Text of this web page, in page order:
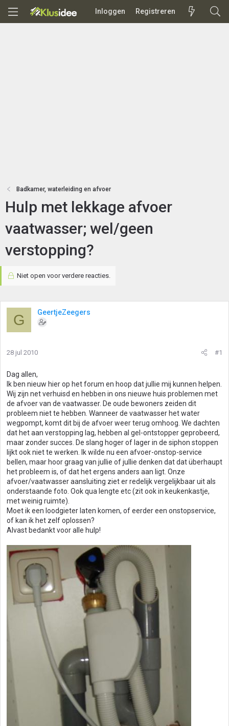
Inloggen Registreren
Badkamer, waterleiding en afvoer
Hulp met lekkage afvoer
vaatwasser; wel/geen
verstopping?
Niet open voor verdere reacties.
G GeertjeZeegers
28 jul 2010 #1
Dag allen,
Ik ben nieuw hier op het forum en hoop dat jullie mij kunnen helpen.
Wij zijn net verhuisd en hebben in ons nieuwe huis problemen met
de afvoer van de vaatwasser. De oude bewoners zeiden dit
probleem niet te hebben. Wanneer de vaatwasser het water
wegpompt, komt dit bij de afvoer weer terug omhoog. We dachten
dat het aan verstopping lag, hebben al gel-ontstopper geprobeerd,
maar zonder succes. De slang hoger of lager in de siphon stoppen
lijkt ook niet te werken. Ik wilde nu een afvoer-onstop-service
bellen, maar hoor graag van jullie of jullie denken dat dat überhaupt
het probleem is, of dat het ergens anders aan ligt. Onze
afvoer/vaatwasser aansluiting ziet er redelijk vergelijkbaar uit als
onderstaande foto. Ook qua lengte etc (zit ook in keukenkastje,
met weinig ruimte).
Moet ik een loodgieter laten komen, of eerder een onstopservice,
of kan ik het zelf oplossen?
Alvast bedankt voor alle hulp!